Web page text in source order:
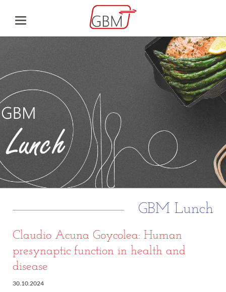
GBM Lunch
Claudio Acuna Goycolea: Human
presynaptic function in health and
disease
30.10.2024